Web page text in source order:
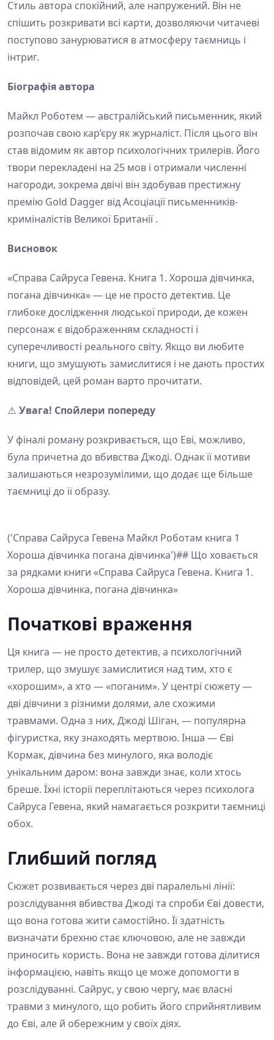
Стиль автора спокійний, але напружений. Він не
спішить розкривати всі карти, дозволяючи читачеві
поступово занурюватися в атмосферу таємниць і
інтриг.
Біографія автора
Майкл Роботем — австралійський письменник, який
розпочав свою кар’єру як журналіст. Після цього він
став відомим як автор психологічних трилерів. Його
твори перекладені на 25 мов і отримали численні
нагороди, зокрема двічі він здобував престижну
премію Gold Dagger від Асоціації письменників-
криміналістів Великої Британії .
Висновок
«Справа Сайруса Гевена. Книга 1. Хороша дівчинка,
погана дівчинка» — це не просто детектив. Це
глибоке дослідження людської природи, де кожен
персонаж є відображенням складності і
суперечливості реального світу. Якщо ви любите
книги, що змушують замислитися і не дають простих
відповідей, цей роман варто прочитати.
⚠️ Увага! Спойлери попереду
У фіналі роману розкривається, що Еві, можливо,
була причетна до вбивства Джоді. Однак її мотиви
залишаються незрозумілими, що додає ще більше
таємниці до її образу.
('Справа Сайруса Гевена Майкл Роботам книга 1
Хороша дівчинка погана дівчинка')## Що ховається
за рядками книги «Справа Сайруса Гевена. Книга 1.
Хороша дівчинка, погана дівчинка»
Початкові враження
Ця книга — не просто детектив, а психологічний
трилер, що змушує замислитися над тим, хто є
«хорошим», а хто — «поганим». У центрі сюжету —
дві дівчини з різними долями, але схожими
травмами. Одна з них, Джоді Шіган, — популярна
фігуристка, яку знаходять мертвою. Інша — Єві
Кормак, дівчина без минулого, яка володіє
унікальним даром: вона завжди знає, коли хтось
бреше. Їхні історії переплітаються через психолога
Сайруса Гевена, який намагається розкрити таємниці
обох.
Глибший погляд
Сюжет розвивається через дві паралельні лінії:
розслідування вбивства Джоді та спроби Єві довести,
що вона готова жити самостійно. Її здатність
визначати брехню стає ключовою, але не завжди
приносить користь. Вона не завжди готова ділитися
інформацією, навіть якщо це може допомогти в
розслідуванні. Сайрус, у свою чергу, має власні
травми з минулого, що робить його сприйнятливим
до Єві, але й обережним у своїх діях.